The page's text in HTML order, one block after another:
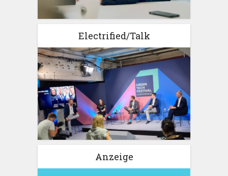
Electrified/Talk
Anzeige